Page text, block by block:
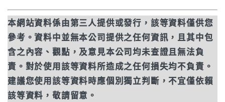
本網站資料係由第三人提供或發行，該等資料僅供您
參考。資料中並無本公司提供之任何資訊，且其中包
含之內容、觀點，及意見本公司均未查證且無法負
責。對於使用該等資料所造成之任何損失均不負責。
建議您使用該等資料時應個別獨立判斷，不宜僅依賴
該等資料，敬請留意。